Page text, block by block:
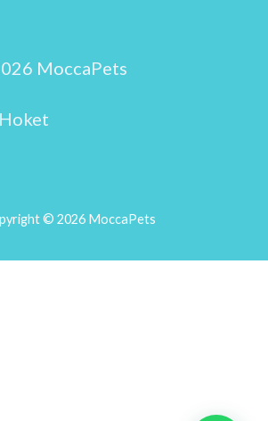
MoccaPets
© 2026 MoccaPets